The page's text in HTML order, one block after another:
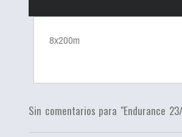
8x200m
Sin comentarios para "Endurance